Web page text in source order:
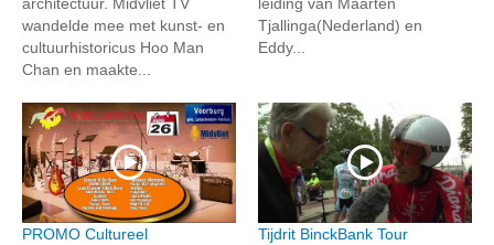
wandelde mee met kunst- en
cultuurhistoricus Hoo Man
Chan en maakte...
Tjallinga(Nederland) en
Eddy...
PROMO Cultureel
Tijdrit BinckBank Tour